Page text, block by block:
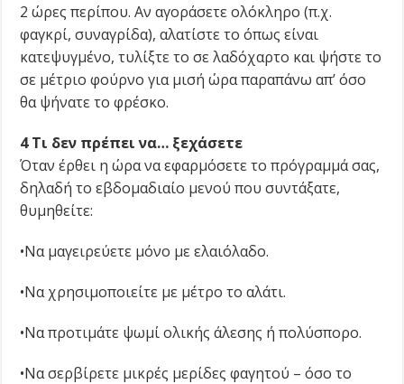
2 ώρες περίπου. Αν αγοράσετε ολόκληρο (π.χ.
φαγκρί, συναγρίδα), αλατίστε το όπως είναι
κατεψυγμένο, τυλίξτε το σε λαδόχαρτο και ψήστε το
σε μέτριο φούρνο για μισή ώρα παραπάνω απ’ όσο
θα ψήνατε το φρέσκο.
4 Τι δεν πρέπει να… ξεχάσετε
Όταν έρθει η ώρα να εφαρμόσετε το πρόγραμμά σας,
δηλαδή το εβδομαδιαίο μενού που συντάξατε,
θυμηθείτε:
•Nα μαγειρεύετε μόνο με ελαιόλαδο.
•Nα χρησιμοποιείτε με μέτρο το αλάτι.
•Nα προτιμάτε ψωμί ολικής άλεσης ή πολύσπορο.
•Nα σερβίρετε μικρές μερίδες φαγητού – όσο το